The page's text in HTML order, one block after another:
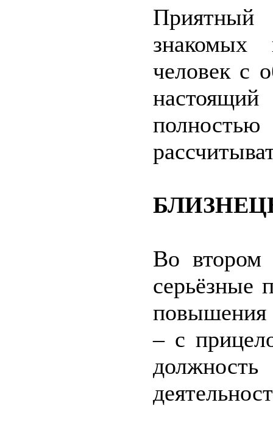
знакомых
человек с
Во втором
серьёзные
повышения
– с